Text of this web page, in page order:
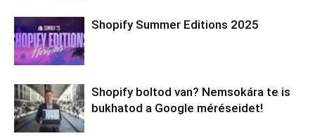
Shopify Summer Editions 2025
Shopify boltod van? Nemsokára te is
bukhatod a Google méréseidet!